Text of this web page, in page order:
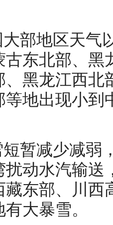
部地区天气
古东北部、黑
、黑龙江西北
等地出现小
暂减少减弱
扰动水汽输
藏东部、川西
大暴雪。